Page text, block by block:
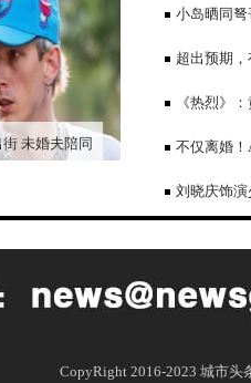
未婚夫陪同
勋说为让背
小岛晒同
超出预期
《热烈》
二字，却字
不仅离婚
刘晓庆饰
CopyRight 2016-2023 城市头